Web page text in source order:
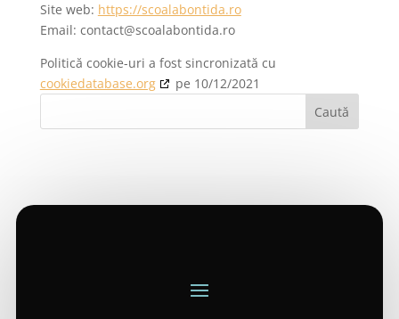
Site web: https://scoalabontida.ro
Email: or.aditnobalaocs@tcatnoc
Politică cookie-uri a fost sincronizată cu
cookiedatabase.org
pe 10/12/2021
Caută